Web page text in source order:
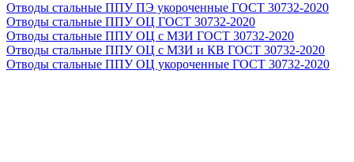
Отводы стальные ППУ ПЭ укороченные ГОСТ 30732-2020
Отводы стальные ППУ ОЦ ГОСТ 30732-2020
Отводы стальные ППУ ОЦ с МЗИ ГОСТ 30732-2020
Отводы стальные ППУ ОЦ с МЗИ и КВ ГОСТ 30732-2020
Отводы стальные ППУ ОЦ укороченные ГОСТ 30732-2020